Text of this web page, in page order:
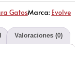
GatosMarca: Evolve
Valoraciones (0)